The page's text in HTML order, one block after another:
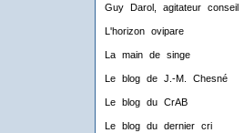
Guy Darol, agitateur conseil
L'horizon ovipare
La main de singe
Le blog de J.-M. Chesné
Le blog du CrAB
Le blog du dernier cri